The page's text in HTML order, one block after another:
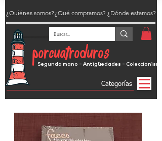
porcuatroduros
Segunda mano - Antigüedades - Coleccionismo
¿Dónde estamos?
¿Quiénes somos?
Categorías
¿Qué compramos?